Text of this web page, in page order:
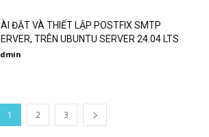
ĐẶT VÀ THIẾT LẬP POSTFIX SMTP
TRÊN UBUNTU SERVER 24.04 LTS
1 2 3